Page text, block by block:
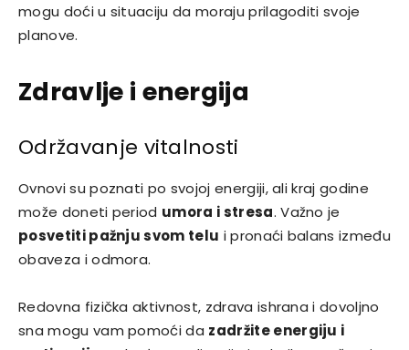
mogu doći u situaciju da moraju prilagoditi svoje
planove.
Zdravlje i energija
Održavanje vitalnosti
Ovnovi su poznati po svojoj energiji, ali kraj godine
može doneti period umora i stresa. Važno je
posvetiti pažnju svom telu i pronaći balans između
obaveza i odmora.
Redovna fizička aktivnost, zdrava ishrana i dovoljno
sna mogu vam pomoći da zadržite energiju i